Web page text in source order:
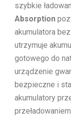
szybkie
Absorption
akumulatora
utrzymuje
gotowego do
urządzenie
bezpieczne i
akumulatory